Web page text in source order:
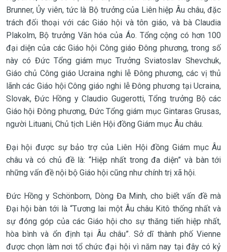
Brunner, Ủy viên, tức là Bộ trưởng của Liên hiệp Âu châu, đặc
trách đối thoại với các Giáo hội và tôn giáo, và bà Claudia
Plakolm, Bộ trưởng Văn hóa của Áo. Tổng cộng có hơn 100
đại diện của các Giáo hội Công giáo Đông phương, trong số
này có Đức Tổng giám mục Trưởng Sviatoslav Shevchuk,
Giáo chủ Công giáo Ucraina nghi lễ Đông phương, các vị thủ
lãnh các Giáo hội Công giáo nghi lễ Đông phương tại Ucraina,
Slovak, Đức Hồng y Claudio Gugerotti, Tổng trưởng Bộ các
Giáo hội Đông phương, Đức Tổng giám mục Gintaras Grusas,
người Lituani, Chủ tịch Liên Hội đồng Giám mục Âu châu.
Đại hội được sự bảo trợ của Liên Hội đồng Giám mục Âu
châu và có chủ đề là: “Hiệp nhất trong đa diện” và bàn tới
những vấn đề nội bộ Giáo hội cũng như chính trị xã hội.
Đức Hồng y Schönborn, Dòng Đa Minh, cho biết vấn đề mà
Đại hội bàn tới là “Tương lai một Âu châu Kitô thống nhất và
sự đóng góp của các Giáo hội cho sự thăng tiến hiệp nhất,
hòa bình và ổn định tại Âu châu”. Sở dĩ thành phố Vienne
được chọn làm nơi tổ chức đại hội vì năm nay tại đây có kỷ